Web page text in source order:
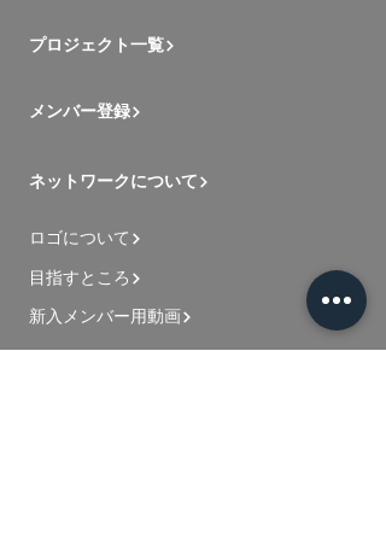
プロジェクト一覧
メンバー登録
ネットワークについて
ロゴについて
目指すところ
新入メンバー用動画